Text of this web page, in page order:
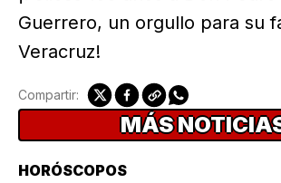
Guerrero, un orgullo para su
Veracruz!
Compartir:
MÁS
HORÓSCOPOS